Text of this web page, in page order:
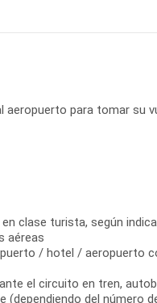
aeropuerto para tomar su
clase turista, según
aéreas
/ hotel / aeropuerto
el circuito en tren,
(dependiendo del número